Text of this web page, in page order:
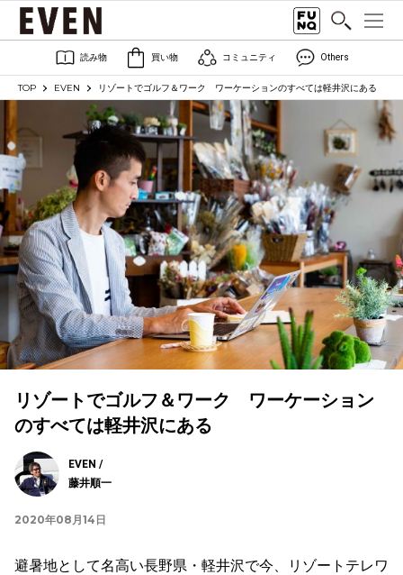
読み物 買い物 コミュニティ Others
TOP EVEN リゾートでゴルフ＆ワーク ワーケーションのすべては軽井沢にある
リゾートでゴルフ＆ワーク ワーケーション
のすべては軽井沢にある
EVEN /
藤井順一
2020年08月14日
避暑地として名高い長野県・軽井沢で今、リゾートテレワ